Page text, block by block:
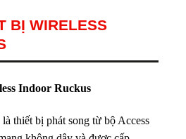
BỊ WIRELESS
Indoor Ruckus
thiết bị phát song từ bộ Access